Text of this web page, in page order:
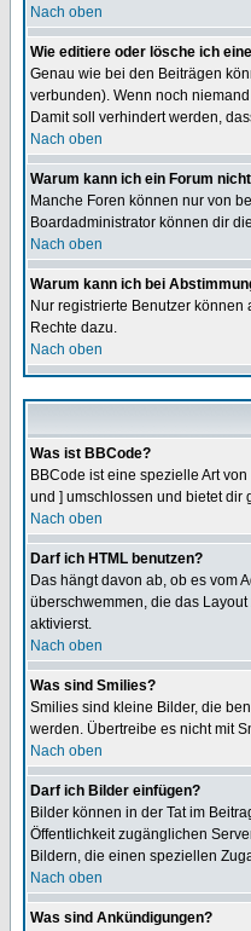
Nach oben
Wie editiere oder lösche ich
Genau wie bei den Beiträgen
verbunden). Wenn noch
Damit soll verhindert werden,
Nach oben
Warum kann ich ein Forum
Manche Foren können nur von
Boardadministrator können dir
Nach oben
Warum kann ich bei
Nur registrierte Benutzer
Rechte dazu.
Nach oben
Was ist BBCode?
BBCode ist eine spezielle Art
und ] umschlossen und bietet dir
Nach oben
Darf ich HTML benutzen?
Das hängt davon ab, ob es vom
überschwemmen, die das
aktivierst.
Nach oben
Was sind Smilies?
Smilies sind kleine Bilder, die
werden. Übertreibe es nicht mit
Nach oben
Darf ich Bilder einfügen?
Bilder können in der Tat im
Öffentlichkeit zugänglichen
Bildern, die einen speziellen
Nach oben
Was sind Ankündigungen?